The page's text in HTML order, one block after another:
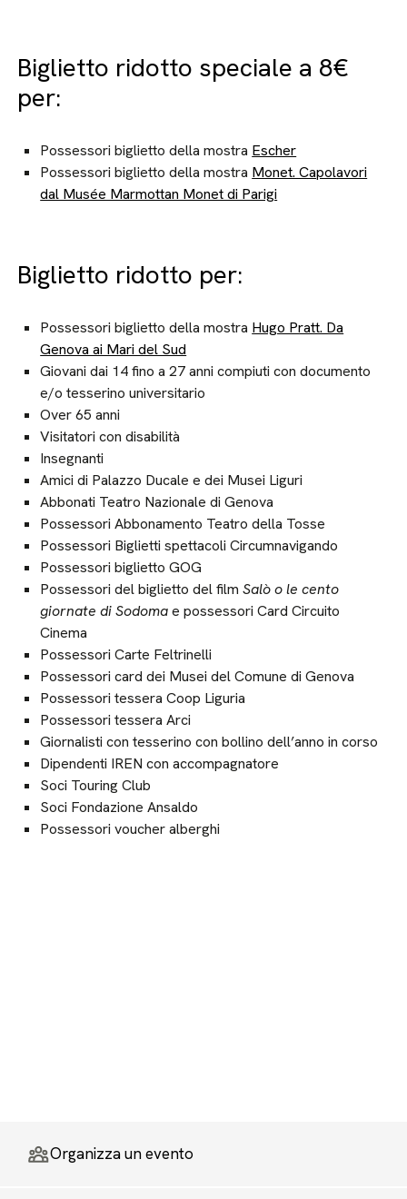
Biglietto ridotto speciale a 8€
per:
Possessori biglietto della mostra Escher
Possessori biglietto della mostra Monet. Capolavori
dal Musée Marmottan Monet di Parigi
Biglietto ridotto per:
Possessori biglietto della mostra Hugo Pratt. Da
Genova ai Mari del Sud
Giovani dai 14 fino a 27 anni compiuti con documento
e/o tesserino universitario
Over 65 anni
Visitatori con disabilità
Insegnanti
Amici di Palazzo Ducale e dei Musei Liguri
Abbonati Teatro Nazionale di Genova
Possessori Abbonamento Teatro della Tosse
Possessori Biglietti spettacoli Circumnavigando
Possessori biglietto GOG
Possessori del biglietto del filmSalò o le cento
giornate di Sodomae possessori Card Circuito
Cinema
Possessori Carte Feltrinelli
Possessori card dei Musei del Comune di Genova
Possessori tessera Coop Liguria
Possessori tessera Arci
Giornalisti con tesserino con bollino dell’anno in corso
Dipendenti IREN con accompagnatore
Soci Touring Club
Soci Fondazione Ansaldo
Possessori voucher alberghi
Organizza un evento